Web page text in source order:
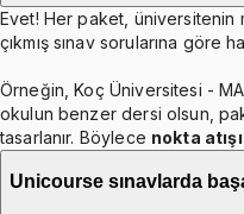
Evet! Her paket, üniversitenin
çıkmış sınav sorularına göre
Örneğin, Koç Üniversitesi -
okulun benzer dersi olsun,
tasarlanır. Böylece nokta atışı
Unicourse sınavlarda